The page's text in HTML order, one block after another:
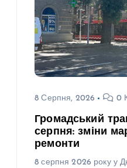
8 Серпня, 2026 0
Громадський
серпня: зміни
ремонти
8 серпня 2026 року у